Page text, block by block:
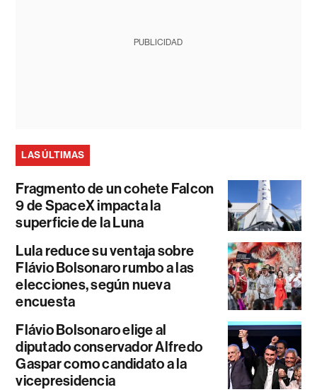
PUBLICIDAD
LAS ÚLTIMAS
Fragmento de un cohete Falcon
9 de SpaceX impacta la
superficie de la Luna
Lula reduce su ventaja sobre
Flávio Bolsonaro rumbo a las
elecciones, según nueva
encuesta
Flávio Bolsonaro elige al
diputado conservador Alfredo
Gaspar como candidato a la
vicepresidencia